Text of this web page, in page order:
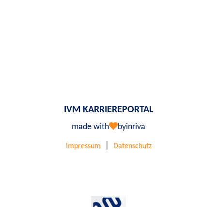
IVM KARRIEREPORTAL
made with byinriva
Impressum Datenschutz